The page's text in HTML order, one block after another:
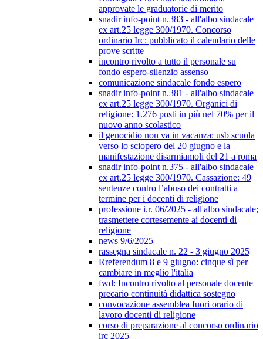
approvate le graduatorie di merito
snadir info-point n.383 - all'albo sindacale
ex art.25 legge 300/1970. Concorso
ordinario Irc: pubblicato il calendario delle
prove scritte
incontro rivolto a tutto il personale su
fondo espero-silenzio assenso
comunicazione sindacale fondo espero
snadir info-point n.381 - all'albo sindacale
ex art.25 legge 300/1970. Organici di
religione: 1.276 posti in più nel 70% per il
nuovo anno scolastico
il genocidio non va in vacanza: usb scuola
verso lo sciopero del 20 giugno e la
manifestazione disarmiamoli del 21 a roma
snadir info-point n.375 - all'albo sindacale
ex art.25 legge 300/1970. Cassazione: 49
sentenze contro l’abuso dei contratti a
termine per i docenti di religione
professione i.r. 06/2025 - all'albo sindacale;
trasmettere cortesemente ai docenti di
religione
news 9/6/2025
rassegna sindacale n. 22 - 3 giugno 2025
Rreferendum 8 e 9 giugno: cinque sì per
cambiare in meglio l'italia
fwd: Incontro rivolto al personale docente
precario continuità didattica sostegno
convocazione assemblea fuori orario di
lavoro docenti di religione
corso di preparazione al concorso ordinario
irc 2025